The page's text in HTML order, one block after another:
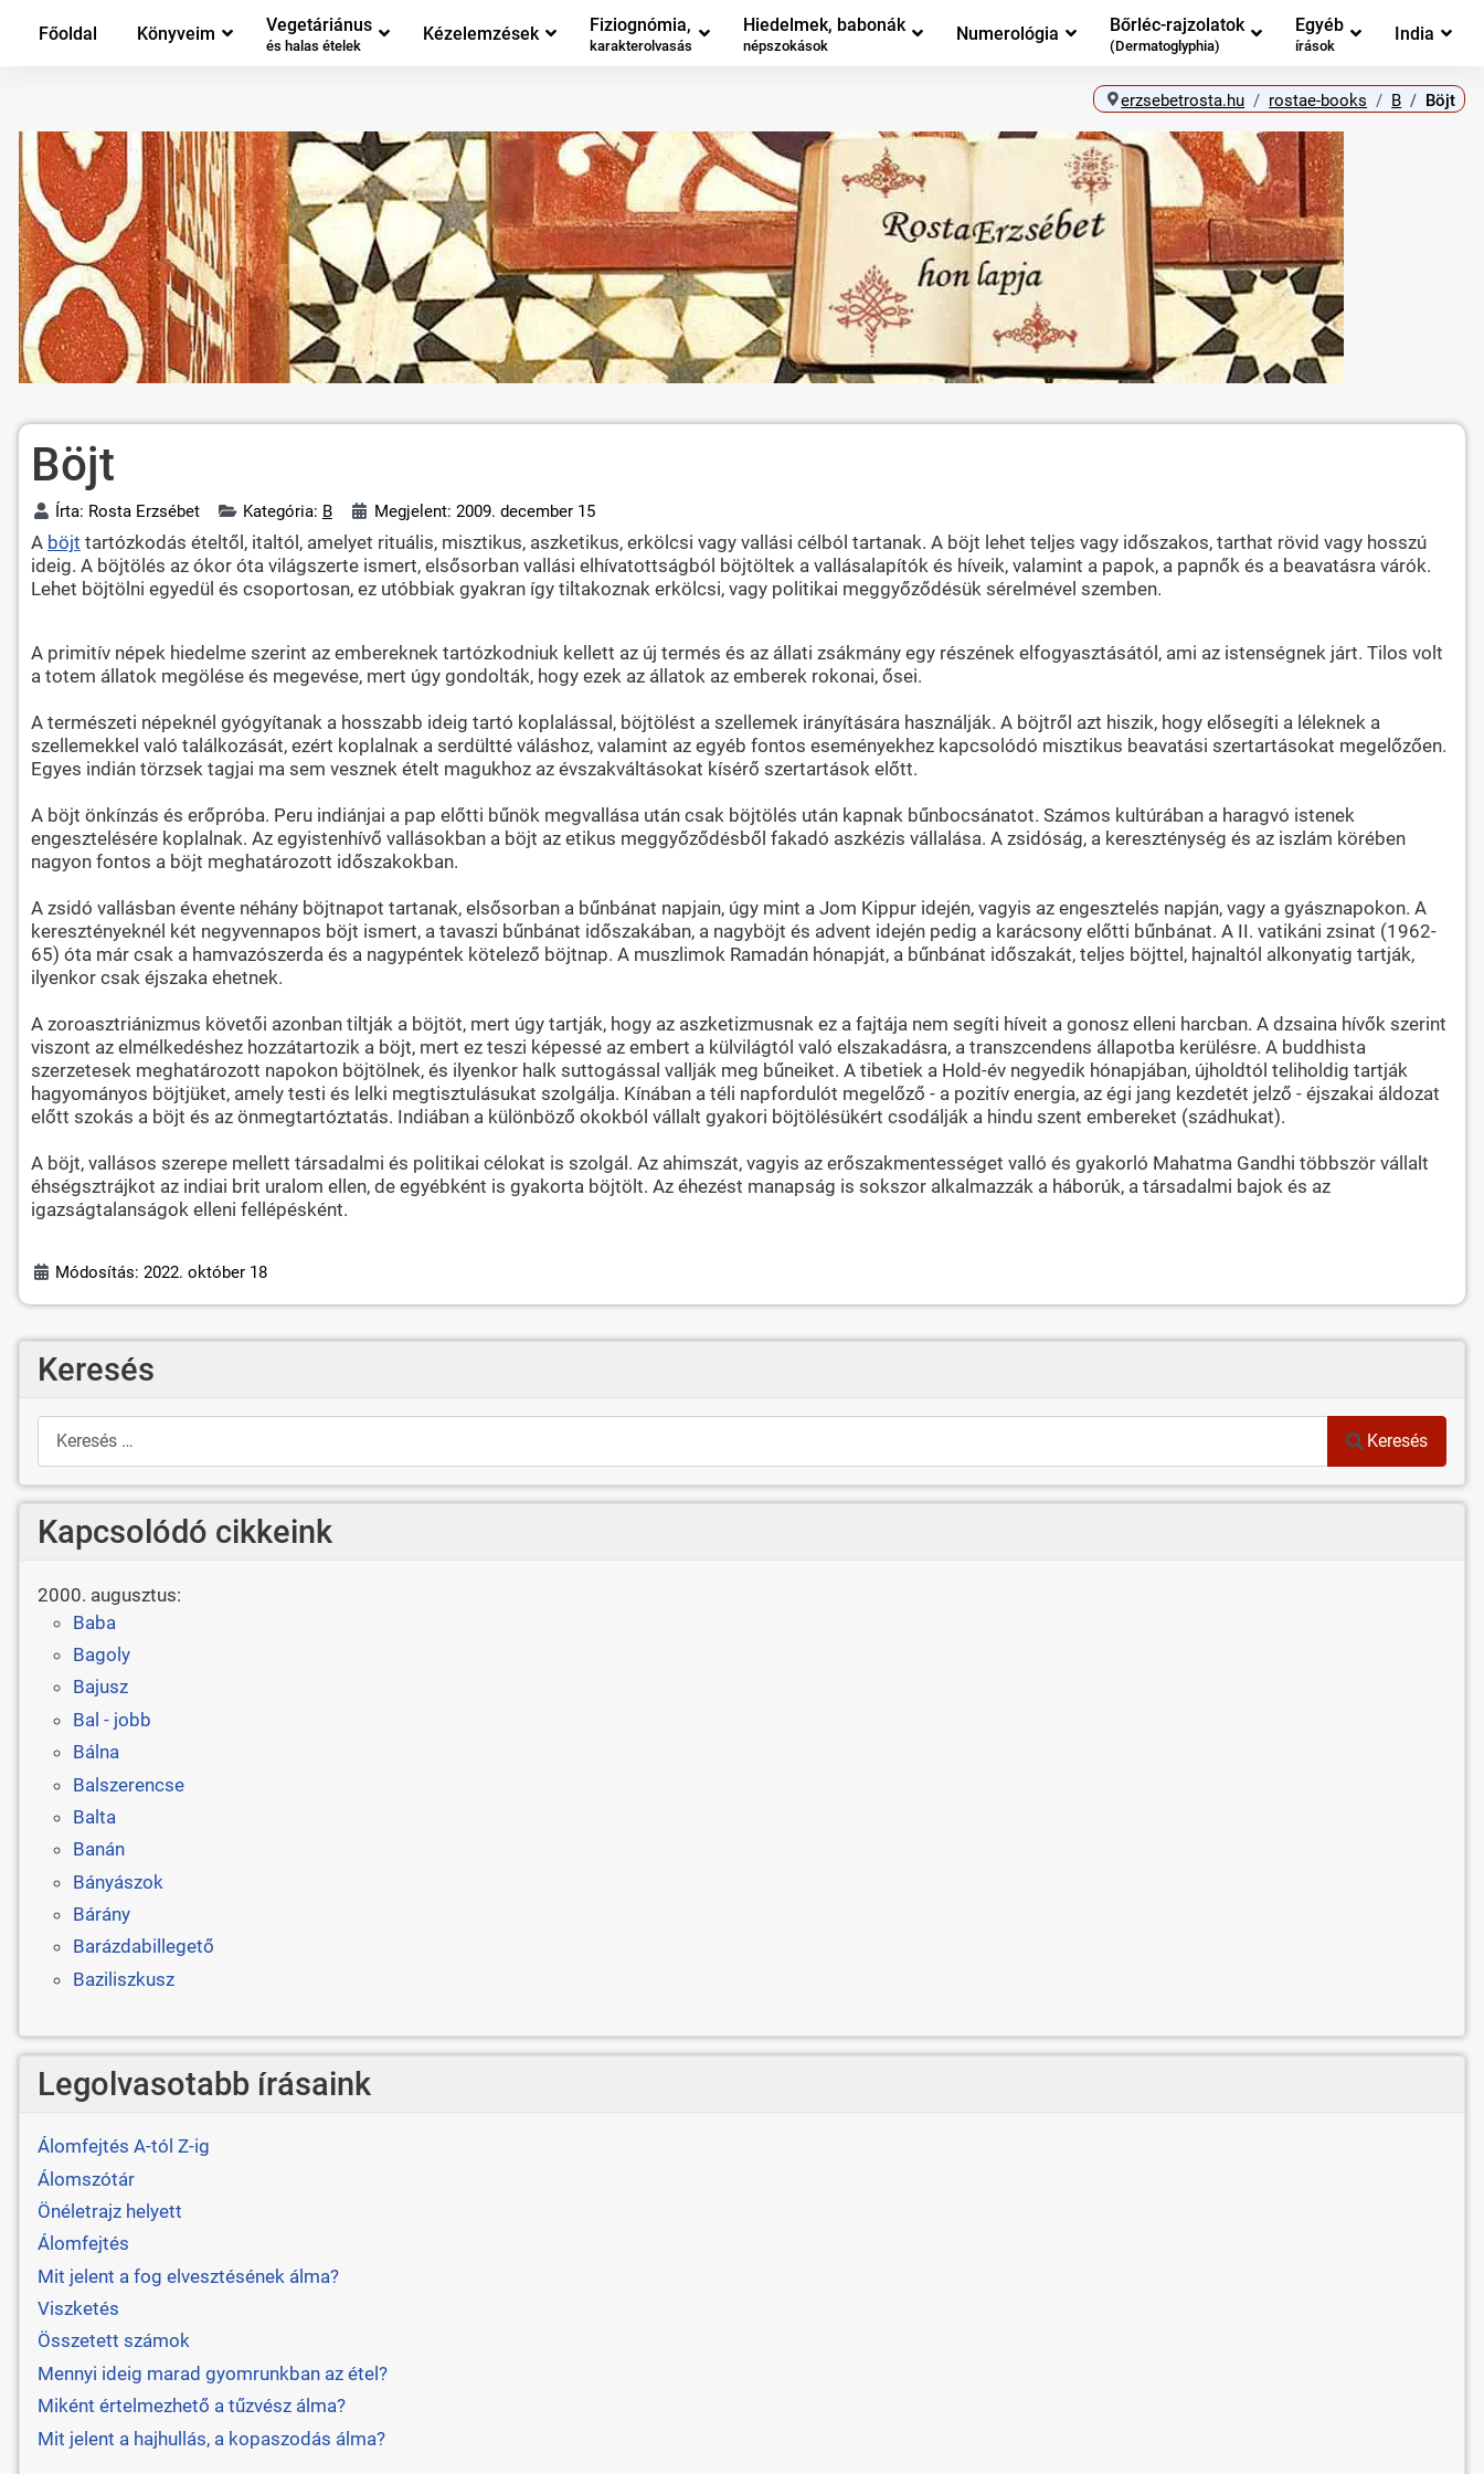
Főoldal Könyveim Vegetáriánus
és halas ételek
Kézelemzések Fiziognómia,
karakterolvasás
Hiedelmek, babonák
népszokások
Numerológia Bőrléc-rajzolatok
(Dermatoglyphia)
Egyéb
írások
India
erzsebetrosta.hu rostae-books B Böjt
Böjt
Írta: Rosta Erzsébet Kategória: B Megjelent: 2009. december 15
A böjt tartózkodás ételtől, italtól, amelyet rituális, misztikus, aszketikus, erkölcsi vagy vallási célból tartanak. A böjt lehet teljes vagy időszakos, tarthat rövid vagy hosszú
ideig. A böjtölés az ókor óta világszerte ismert, elsősorban vallási elhívatottságból böjtöltek a vallásalapítók és híveik, valamint a papok, a papnők és a beavatásra várók.
Lehet böjtölni egyedül és csoportosan, ez utóbbiak gyakran így tiltakoznak erkölcsi, vagy politikai meggyőződésük sérelmével szemben.
A primitív népek hiedelme szerint az embereknek tartózkodniuk kellett az új termés és az állati zsákmány egy részének elfogyasztásától, ami az istenségnek járt. Tilos volt
a totem állatok megölése és megevése, mert úgy gondolták, hogy ezek az állatok az emberek rokonai, ősei.
A természeti népeknél gyógyítanak a hosszabb ideig tartó koplalással, böjtölést a szellemek irányítására használják. A böjtről azt hiszik, hogy elősegíti a léleknek a
szellemekkel való találkozását, ezért koplalnak a serdültté váláshoz, valamint az egyéb fontos eseményekhez kapcsolódó misztikus beavatási szertartásokat megelőzően.
Egyes indián törzsek tagjai ma sem vesznek ételt magukhoz az évszakváltásokat kísérő szertartások előtt.
A böjt önkínzás és erőpróba. Peru indiánjai a pap előtti bűnök megvallása után csak böjtölés után kapnak bűnbocsánatot. Számos kultúrában a haragvó istenek
engesztelésére koplalnak. Az egyistenhívő vallásokban a böjt az etikus meggyőződésből fakadó aszkézis vállalása. A zsidóság, a kereszténység és az iszlám körében
nagyon fontos a böjt meghatározott időszakokban.
A zsidó vallásban évente néhány böjtnapot tartanak, elsősorban a bűnbánat napjain, úgy mint a Jom Kippur idején, vagyis az engesztelés napján, vagy a gyásznapokon. A
keresztényeknél két negyvennapos böjt ismert, a tavaszi bűnbánat időszakában, a nagyböjt és advent idején pedig a karácsony előtti bűnbánat. A II. vatikáni zsinat (1962-
65) óta már csak a hamvazószerda és a nagypéntek kötelező böjtnap. A muszlimok Ramadán hónapját, a bűnbánat időszakát, teljes böjttel, hajnaltól alkonyatig tartják,
ilyenkor csak éjszaka ehetnek.
A zoroasztriánizmus követői azonban tiltják a böjtöt, mert úgy tartják, hogy az aszketizmusnak ez a fajtája nem segíti híveit a gonosz elleni harcban. A dzsaina hívők szerint
viszont az elmélkedéshez hozzátartozik a böjt, mert ez teszi képessé az embert a külvilágtól való elszakadásra, a transzcendens állapotba kerülésre. A buddhista
szerzetesek meghatározott napokon böjtölnek, és ilyenkor halk suttogással vallják meg bűneiket. A tibetiek a Hold-év negyedik hónapjában, újholdtól teliholdig tartják
hagyományos böjtjüket, amely testi és lelki megtisztulásukat szolgálja. Kínában a téli napfordulót megelőző - a pozitív energia, az égi jang kezdetét jelző - éjszakai áldozat
előtt szokás a böjt és az önmegtartóztatás. Indiában a különböző okokból vállalt gyakori böjtölésükért csodálják a hindu szent embereket (szádhukat).
A böjt, vallásos szerepe mellett társadalmi és politikai célokat is szolgál. Az ahimszát, vagyis az erőszakmentességet valló és gyakorló Mahatma Gandhi többször vállalt
éhségsztrájkot az indiai brit uralom ellen, de egyébként is gyakorta böjtölt. Az éhezést manapság is sokszor alkalmazzák a háborúk, a társadalmi bajok és az
igazságtalanságok elleni fellépésként.
Módosítás: 2022. október 18
Keresés
Keresés
Keresés
Kapcsolódó cikkeink
2000. augusztus:
Baba
Bagoly
Bajusz
Bal - jobb
Bálna
Balszerencse
Balta
Banán
Bányászok
Bárány
Barázdabillegető
Baziliszkusz
Legolvasotabb írásaink
Álomfejtés A-tól Z-ig
Álomszótár
Önéletrajz helyett
Álomfejtés
Mit jelent a fog elvesztésének álma?
Viszketés
Összetett számok
Mennyi ideig marad gyomrunkban az étel?
Miként értelmezhető a tűzvész álma?
Mit jelent a hajhullás, a kopaszodás álma?